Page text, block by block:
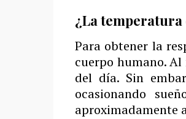
¿La temperatura
Para obtener la
cuerpo humano.
del día. Sin
ocasionando
aproximadamente